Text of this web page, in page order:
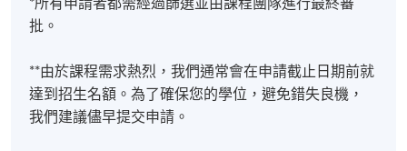
批。
**由於課程需求熱烈，我們通常會在申請截止日期前就
達到招生名額。為了確保您的學位，避免錯失良機，
我們建議儘早提交申請。